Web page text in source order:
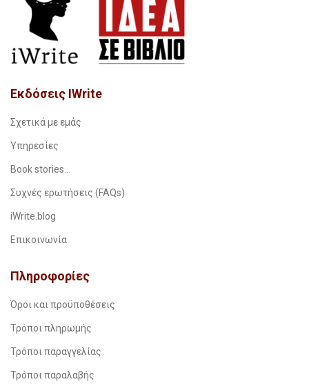
Εκδόσεις IWrite
Σχετικά με εμάς
Υπηρεσίες
Book stories…
Συχνές ερωτήσεις (FAQs)
iWrite.blog
Επικοινωνία
Πληροφορίες
Όροι και προϋποθέσεις
Τρόποι πληρωμής
Τρόποι παραγγελίας
Τρόποι παραλαβής